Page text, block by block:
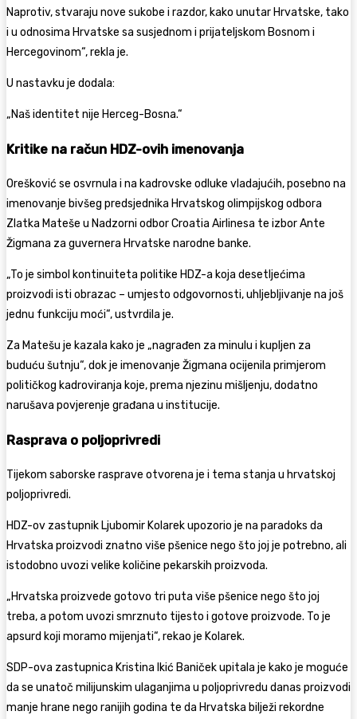
Naprotiv, stvaraju nove sukobe i razdor, kako unutar Hrvatske, tako
i u odnosima Hrvatske sa susjednom i prijateljskom Bosnom i
Hercegovinom“, rekla je.
U nastavku je dodala:
„Naš identitet nije Herceg-Bosna.“
Kritike na račun HDZ-ovih imenovanja
Orešković se osvrnula i na kadrovske odluke vladajućih, posebno na
imenovanje bivšeg predsjednika Hrvatskog olimpijskog odbora
Zlatka Mateše u Nadzorni odbor Croatia Airlinesa te izbor Ante
Žigmana za guvernera Hrvatske narodne banke.
„To je simbol kontinuiteta politike HDZ-a koja desetljećima
proizvodi isti obrazac – umjesto odgovornosti, uhljebljivanje na još
jednu funkciju moći“, ustvrdila je.
Za Matešu je kazala kako je „nagrađen za minulu i kupljen za
buduću šutnju“, dok je imenovanje Žigmana ocijenila primjerom
političkog kadroviranja koje, prema njezinu mišljenju, dodatno
narušava povjerenje građana u institucije.
Rasprava o poljoprivredi
Tijekom saborske rasprave otvorena je i tema stanja u hrvatskoj
poljoprivredi.
HDZ-ov zastupnik Ljubomir Kolarek upozorio je na paradoks da
Hrvatska proizvodi znatno više pšenice nego što joj je potrebno, ali
istodobno uvozi velike količine pekarskih proizvoda.
„Hrvatska proizvede gotovo tri puta više pšenice nego što joj
treba, a potom uvozi smrznuto tijesto i gotove proizvode. To je
apsurd koji moramo mijenjati“, rekao je Kolarek.
SDP-ova zastupnica Kristina Ikić Baniček upitala je kako je moguće
da se unatoč milijunskim ulaganjima u poljoprivredu danas proizvodi
manje hrane nego ranijih godina te da Hrvatska bilježi rekordne